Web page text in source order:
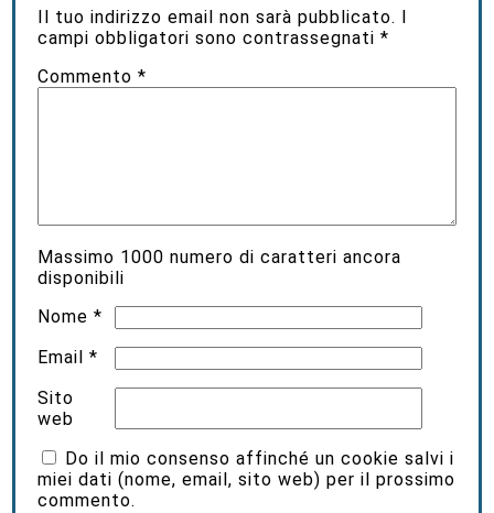
Il tuo indirizzo email non sarà pubblicato. I
campi obbligatori sono contrassegnati*
Commento*
Massimo 1000 numero di caratteri ancora
disponibili
Nome*
Email*
Sito
web
Do il mio consenso affinché un cookie salvi i
miei dati (nome, email, sito web) per il prossimo
commento.